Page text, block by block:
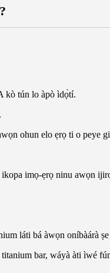
kò tún lo àpò ìdọ̀tí.
ohun elo ẹrọ ti o peye
imọ-ẹrọ ninu awọn
láti bá àwọn oníbàárà ṣe
bar, wáyà àti ìwé